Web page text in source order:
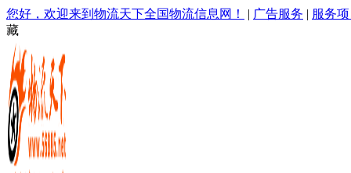
您好，欢迎来到物流天下全国物流信息网！ | 广告服务 | 服务
藏